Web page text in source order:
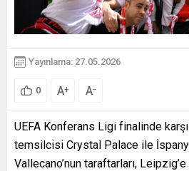
Yayınlama: 27.05.2026
0 A+ A-
UEFA Konferans Ligi finalinde
temsilcisi Crystal Palace ile
Vallecano’nun taraftarları,